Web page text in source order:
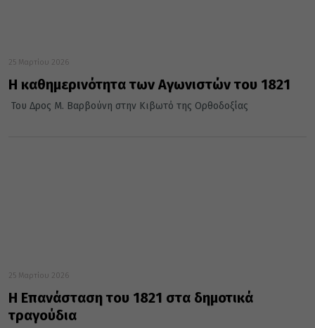
25 Μαρτίου 2026
Η καθημερινότητα των Αγωνιστών του 1821
Του Δρος Μ. Βαρβούνη στην Κιβωτό της Ορθοδοξίας
25 Μαρτίου 2026
Η Επανάσταση του 1821 στα δημοτικά
τραγούδια